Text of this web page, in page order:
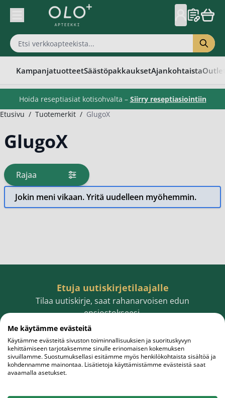
Skip to Content
KampanjatuotteetSäästöpakkauksetAjankohtaista
Hoida reseptiasiat kotisohvalta – Siirry reseptiasiointiin
Etusivu / Tuotemerkit / GlugoX
GlugoX
Rajaa
tuotteita
Jokin meni vikaan. Yritä uudelleen myöhemmin.
Etuja uutiskirjetilaajalle
Tilaa uutiskirje, saat rahanarvoisen edun
ensiostokseesi.
Sähköpostiosoite
Tilaa
Me käytämme evästeitä
Käytämme evästeitä sivuston toiminnallisuuksien ja suorituskyvyn
kehittämiseen tarjotaksemme sinulle erinomaisen kokemuksen
sivuillamme. Suostumuksellasi esitämme myös henkilökohtaista sisältöä ja
kohdennamme mainontaa. Lisätietoja käyttämistämme evästeistä saat
avaamalla asetukset.